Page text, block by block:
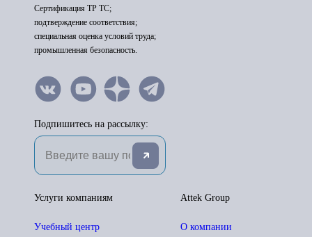
Сертификация ТР ТС;
подтверждение соответствия;
специальная оценка условий труда;
промышленная безопасность.
Подпишитесь на рассылку:
Attek Group
О компании
Услуги компаниям
Учебный центр